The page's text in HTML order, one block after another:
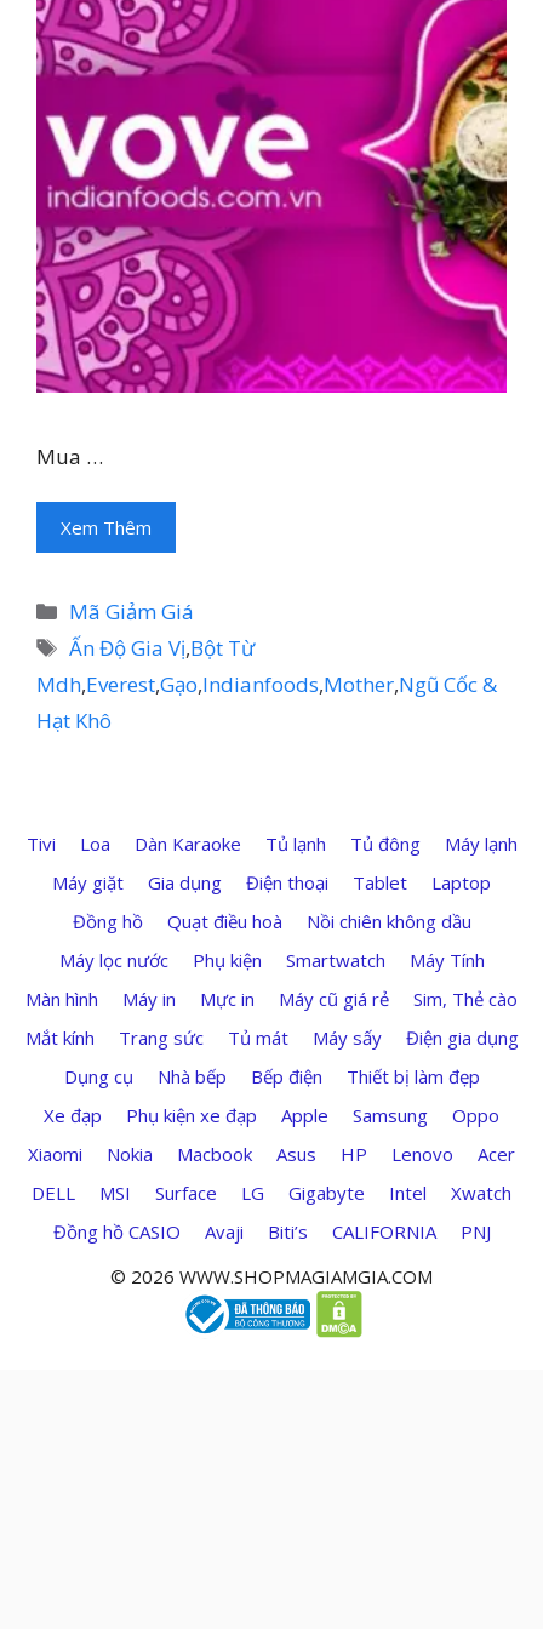
Mua …
Xem Thêm
Danh
mục
Mã Giảm Giá
Thẻ
Ấn Độ Gia Vị,Bột Từ
Mdh,Everest,Gạo,Indianfoods,Mother,Ngũ Cốc &
Hạt Khô
Tivi Loa Dàn Karaoke Tủ lạnh Tủ đông
Máy lạnh
Máy giặt
Gia dụng Điện thoại Tablet
Laptop
Đồng hồ
Quạt điều hoà
Nồi chiên không dầu
Máy lọc nước
Phụ kiện Smartwatch
Máy Tính
Màn hình
Máy in Mực in Máy cũ giá rẻ
Sim, Thẻ cào
Mắt kính
Trang sức Tủ mát Máy sấy
Điện gia dụng
Dụng cụ
Nhà bếp Bếp điện
Thiết bị làm đẹp
Xe đạp
Phụ kiện xe đạp Apple Samsung
Oppo
Xiaomi
Nokia Macbook Asus HP Lenovo
Acer
DELL
MSI Surface LG Gigabyte Intel
Xwatch
Đồng hồ CASIO
Avaji Biti’s CALIFORNIA
PNJ
© 2026 WWW.SHOPMAGIAMGIA.COM